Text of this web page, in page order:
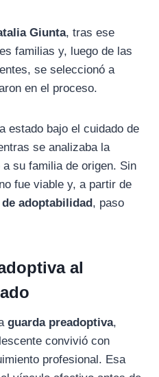
Giunta, tras ese
familias y, luego de las
se seleccionó a
en el proceso.
estado bajo el cuidado de
se analizaba la
su familia de origen. Sin
fue viable y, a partir de
adoptabilidad, paso
al
guarda preadoptiva,
convivió con
profesional. Esa